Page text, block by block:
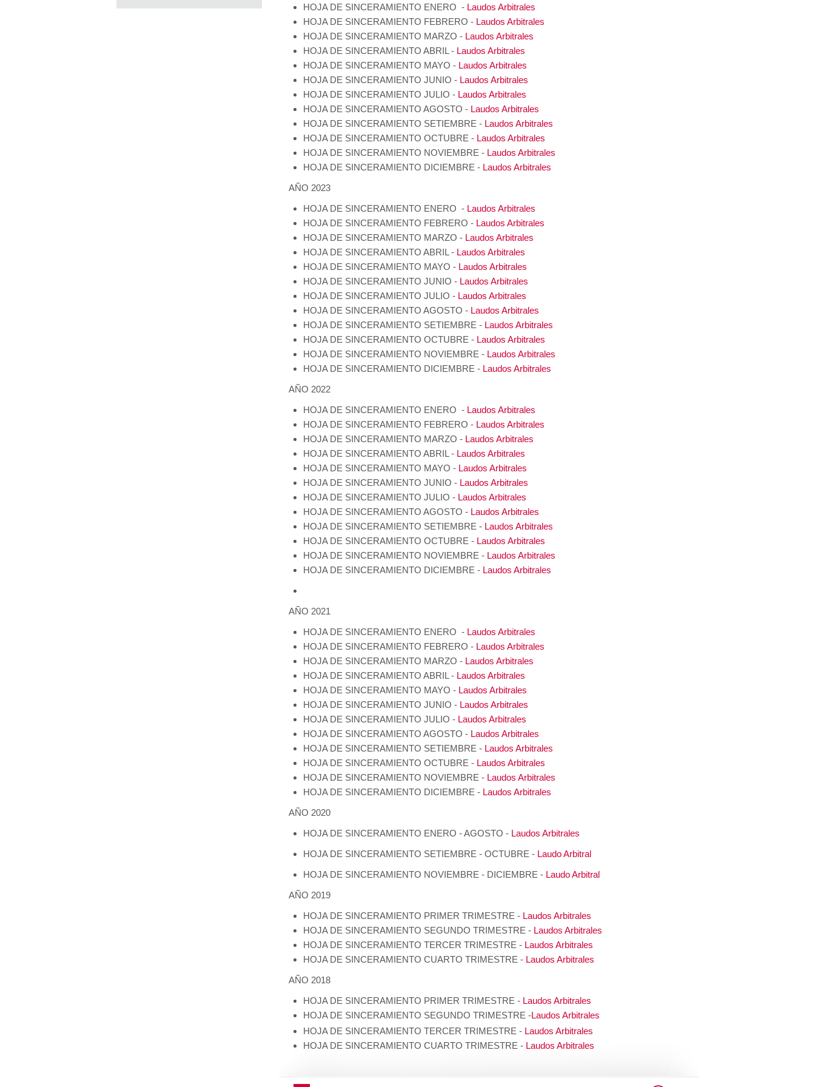
HOJA DE SINCERAMIENTO ENERO - Laudos Arbitrales
HOJA DE SINCERAMIENTO FEBRERO - Laudos Arbitrales
HOJA DE SINCERAMIENTO MARZO - Laudos Arbitrales
HOJA DE SINCERAMIENTO ABRIL - Laudos Arbitrales
HOJA DE SINCERAMIENTO MAYO - Laudos Arbitrales
HOJA DE SINCERAMIENTO JUNIO - Laudos Arbitrales
HOJA DE SINCERAMIENTO JULIO - Laudos Arbitrales
HOJA DE SINCERAMIENTO AGOSTO - Laudos Arbitrales
HOJA DE SINCERAMIENTO SETIEMBRE - Laudos Arbitrales
HOJA DE SINCERAMIENTO OCTUBRE - Laudos Arbitrales
HOJA DE SINCERAMIENTO NOVIEMBRE - Laudos Arbitrales
HOJA DE SINCERAMIENTO DICIEMBRE - Laudos Arbitrales
AÑO 2023
HOJA DE SINCERAMIENTO ENERO - Laudos Arbitrales
HOJA DE SINCERAMIENTO FEBRERO - Laudos Arbitrales
HOJA DE SINCERAMIENTO MARZO - Laudos Arbitrales
HOJA DE SINCERAMIENTO ABRIL - Laudos Arbitrales
HOJA DE SINCERAMIENTO MAYO - Laudos Arbitrales
HOJA DE SINCERAMIENTO JUNIO - Laudos Arbitrales
HOJA DE SINCERAMIENTO JULIO - Laudos Arbitrales
HOJA DE SINCERAMIENTO AGOSTO - Laudos Arbitrales
HOJA DE SINCERAMIENTO SETIEMBRE - Laudos Arbitrales
HOJA DE SINCERAMIENTO OCTUBRE - Laudos Arbitrales
HOJA DE SINCERAMIENTO NOVIEMBRE - Laudos Arbitrales
HOJA DE SINCERAMIENTO DICIEMBRE - Laudos Arbitrales
AÑO 2022
HOJA DE SINCERAMIENTO ENERO - Laudos Arbitrales
HOJA DE SINCERAMIENTO FEBRERO - Laudos Arbitrales
HOJA DE SINCERAMIENTO MARZO - Laudos Arbitrales
HOJA DE SINCERAMIENTO ABRIL - Laudos Arbitrales
HOJA DE SINCERAMIENTO MAYO - Laudos Arbitrales
HOJA DE SINCERAMIENTO JUNIO - Laudos Arbitrales
HOJA DE SINCERAMIENTO JULIO - Laudos Arbitrales
HOJA DE SINCERAMIENTO AGOSTO - Laudos Arbitrales
HOJA DE SINCERAMIENTO SETIEMBRE - Laudos Arbitrales
HOJA DE SINCERAMIENTO OCTUBRE - Laudos Arbitrales
HOJA DE SINCERAMIENTO NOVIEMBRE - Laudos Arbitrales
HOJA DE SINCERAMIENTO DICIEMBRE - Laudos Arbitrales
AÑO 2021
HOJA DE SINCERAMIENTO ENERO - Laudos Arbitrales
HOJA DE SINCERAMIENTO FEBRERO - Laudos Arbitrales
HOJA DE SINCERAMIENTO MARZO - Laudos Arbitrales
HOJA DE SINCERAMIENTO ABRIL - Laudos Arbitrales
HOJA DE SINCERAMIENTO MAYO - Laudos Arbitrales
HOJA DE SINCERAMIENTO JUNIO - Laudos Arbitrales
HOJA DE SINCERAMIENTO JULIO - Laudos Arbitrales
HOJA DE SINCERAMIENTO AGOSTO - Laudos Arbitrales
HOJA DE SINCERAMIENTO SETIEMBRE - Laudos Arbitrales
HOJA DE SINCERAMIENTO OCTUBRE - Laudos Arbitrales
HOJA DE SINCERAMIENTO NOVIEMBRE - Laudos Arbitrales
HOJA DE SINCERAMIENTO DICIEMBRE - Laudos Arbitrales
AÑO 2020
HOJA DE SINCERAMIENTO ENERO - AGOSTO - Laudos Arbitrales
HOJA DE SINCERAMIENTO SETIEMBRE - OCTUBRE - Laudo Arbitral
HOJA DE SINCERAMIENTO NOVIEMBRE - DICIEMBRE - Laudo Arbitral
AÑO 2019
HOJA DE SINCERAMIENTO PRIMER TRIMESTRE - Laudos Arbitrales
HOJA DE SINCERAMIENTO SEGUNDO TRIMESTRE - Laudos Arbitrales
HOJA DE SINCERAMIENTO TERCER TRIMESTRE - Laudos Arbitrales
HOJA DE SINCERAMIENTO CUARTO TRIMESTRE - Laudos Arbitrales
AÑO 2018
HOJA DE SINCERAMIENTO PRIMER TRIMESTRE - Laudos Arbitrales
HOJA DE SINCERAMIENTO SEGUNDO TRIMESTRE -Laudos Arbitrales
HOJA DE SINCERAMIENTO TERCER TRIMESTRE - Laudos Arbitrales
HOJA DE SINCERAMIENTO CUARTO TRIMESTRE - Laudos Arbitrales